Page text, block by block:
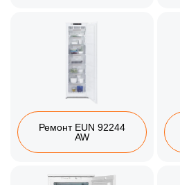
Ремонт EUN 92244
AW